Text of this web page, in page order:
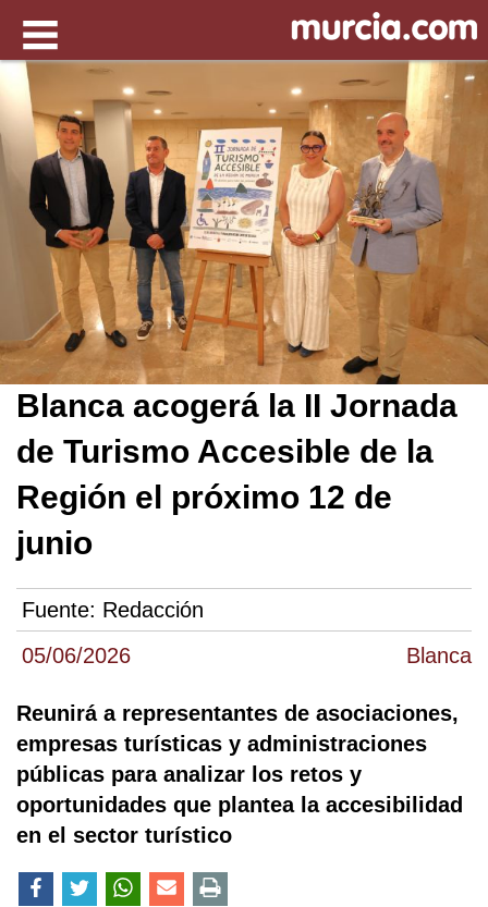
05/06/2026 Blanca
Blanca acogerá la II Jornada
de Turismo Accesible de la
Región el próximo 12 de
junio
Fuente: Redacción
Reunirá a representantes de asociaciones,
empresas turísticas y administraciones
públicas para analizar los retos y
oportunidades que plantea la accesibilidad
en el sector turístico